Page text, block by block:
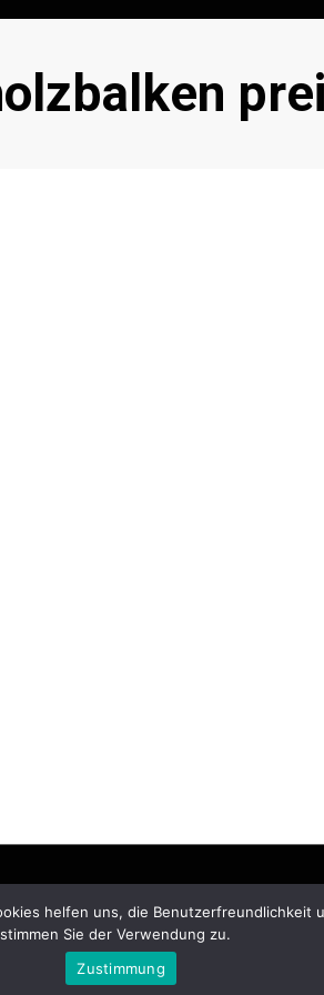
2026 –ziegelmanufaktur.eu
byDesignOrbital ⋅Powered byWordPress
helfen uns, die
stimmen Sie der Verwendung zu.
Zustimmung